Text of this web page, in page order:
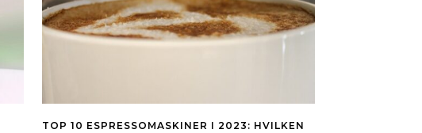
TOP 10 ESPRESSOMASKINER I 2023: HVILKEN